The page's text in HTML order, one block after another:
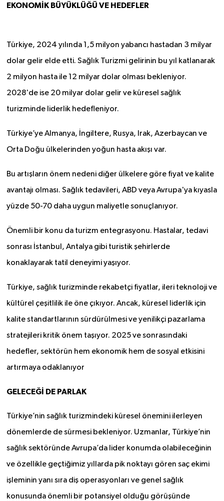
EKONOMİK BÜYÜKLÜĞÜ VE HEDEFLER
Türkiye, 2024 yılında 1,5 milyon yabancı hastadan 3 milyar
dolar gelir elde etti. Sağlık Turizmi gelirinin bu yıl katlanarak
2 milyon hasta ile 12 milyar dolar olması bekleniyor.
2028'de ise 20 milyar dolar gelir ve küresel sağlık
turizminde liderlik hedefleniyor.
Türkiye’ye Almanya, İngiltere, Rusya, Irak, Azerbaycan ve
Orta Doğu ülkelerinden yoğun hasta akışı var.
Bu artışların önem nedeni diğer ülkelere göre fiyat ve kalite
avantajı olması. Sağlık tedavileri, ABD veya Avrupa'ya kıyasla
yüzde 50-70 daha uygun maliyetle sonuçlanıyor.
Önemli bir konu da turizm entegrasyonu. Hastalar, tedavi
sonrası İstanbul, Antalya gibi turistik şehirlerde
konaklayarak tatil deneyimi yaşıyor.
Türkiye, sağlık turizminde rekabetçi fiyatlar, ileri teknoloji ve
kültürel çeşitlilik ile öne çıkıyor. Ancak, küresel liderlik için
kalite standartlarının sürdürülmesi ve yenilikçi pazarlama
stratejileri kritik önem taşıyor. 2025 ve sonrasındaki
hedefler, sektörün hem ekonomik hem de sosyal etkisini
artırmaya odaklanıyor
GELECEĞİ DE PARLAK
Türkiye’nin sağlık turizmindeki küresel önemini ilerleyen
dönemlerde de sürmesi bekleniyor. Uzmanlar, Türkiye’nin
sağlık sektöründe Avrupa’da lider konumda olabileceğinin
ve özellikle geçtiğimiz yıllarda pik noktayı gören saç ekimi
işleminin yanı sıra diş operasyonları ve genel sağlık
konusunda önemli bir potansiyel olduğu görüşünde